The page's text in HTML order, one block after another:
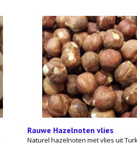
Rauwe Hazelnoten vlies
Naturel hazelnoten met vlies uit